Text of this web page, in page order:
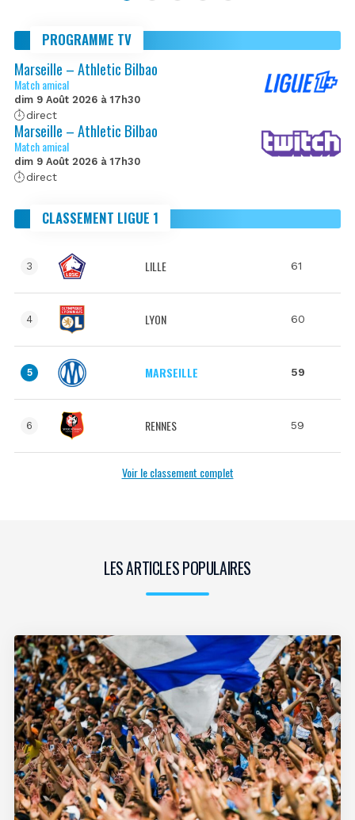
PROGRAMME TV
Marseille – Athletic Bilbao
Match amical
dim 9 Août 2026 à 17h30
direct
Marseille – Athletic Bilbao
Match amical
dim 9 Août 2026 à 17h30
direct
CLASSEMENT LIGUE 1
3 LILLE 61
4 LYON 60
5 MARSEILLE 59
6 RENNES 59
Voir le classement complet
LES ARTICLES POPULAIRES